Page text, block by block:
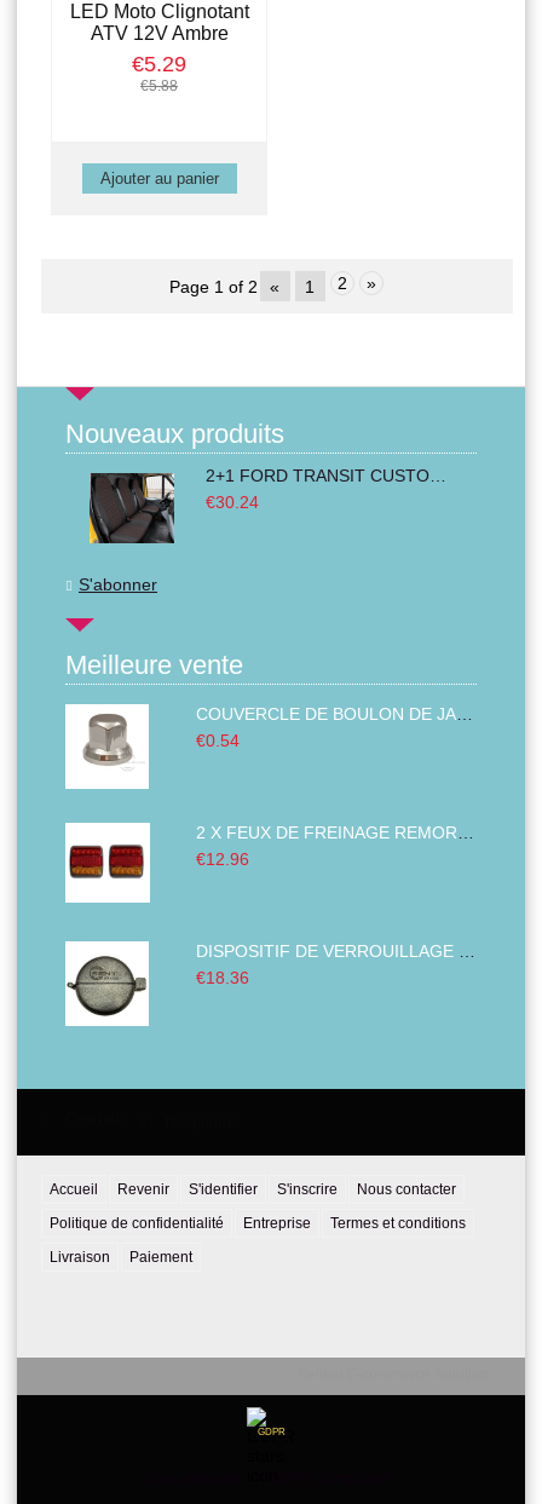
LED Moto Clignotant
ATV 12V Ambre
€5.29
€5.88
Page 1 of 2 « 1 2 »
Nouveaux produits
€30.24
S'abonner
Meilleure vente
€0.54
€12.96
€18.36
Accueil Revenir S'identifier S'inscrire
Nous contacter
Politique de confidentialité
Entreprise
Termes et conditions
Livraison
Paiement
GDPR